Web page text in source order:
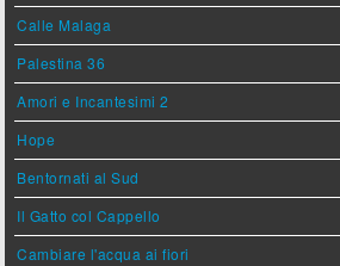
Calle Malaga
Palestina 36
Amori e Incantesimi 2
Hope
Bentornati al Sud
Il Gatto col Cappello
Cambiare l'acqua ai fiori